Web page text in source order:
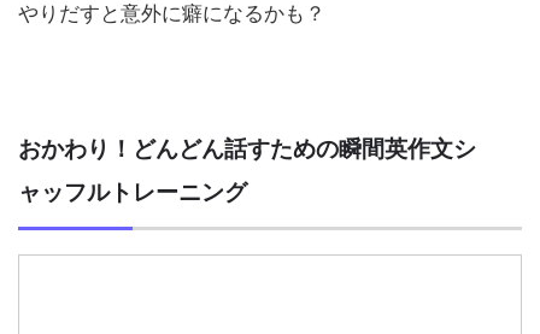
やりだすと意外に癖になるかも？
おかわり！どんどん話すための瞬間英作文シ
ャッフルトレーニング